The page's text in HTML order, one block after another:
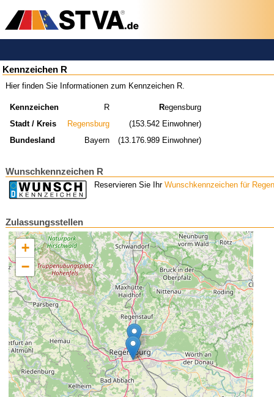
Kennzeichen R
Hier finden Sie Informationen zum Kennzeichen R.
Kennzeichen R Regensburg
Stadt / Kreis
Regensburg
(153.542 Einwohner)
Bundesland
Bayern (13.176.989 Einwohner)
Wunschkennzeichen R
Reservieren Sie Ihr Wunschkennzeichen für
Zulassungsstellen
+
−